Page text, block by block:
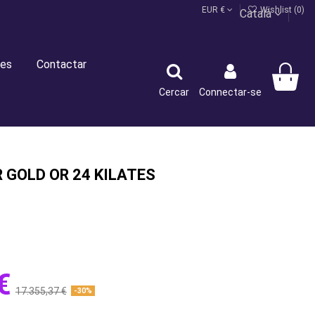
Català
EUR € Wishlist (0)
Contactar
Cercar Connectar-se
GOLD OR 24 KILATES
17.355,37 €
-30%